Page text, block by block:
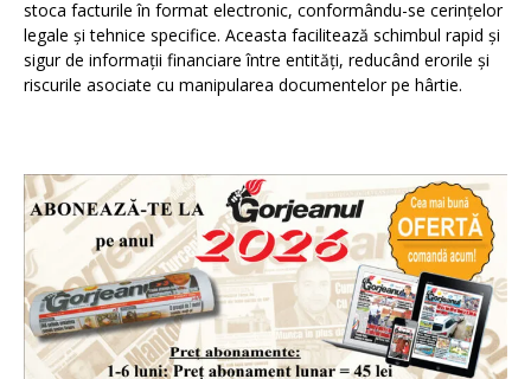
stoca facturile în format electronic, conformându-se cerințelor
legale și tehnice specifice. Aceasta facilitează schimbul rapid și
sigur de informații financiare între entități, reducând erorile și
riscurile asociate cu manipularea documentelor pe hârtie.